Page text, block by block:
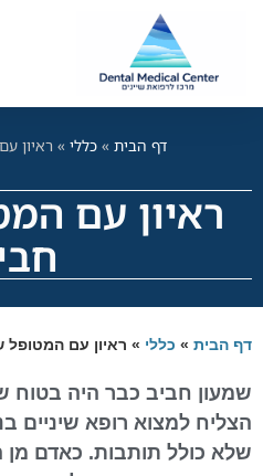
דף הבית »כללי » ראיון
ראיון עם
דף הבית » כללי » ראיון עם המטופל
שמעון חביב כבר היה בטוח
הצליח למצוא רופא שיניים
שלא כולל תותבות. כאדם מן